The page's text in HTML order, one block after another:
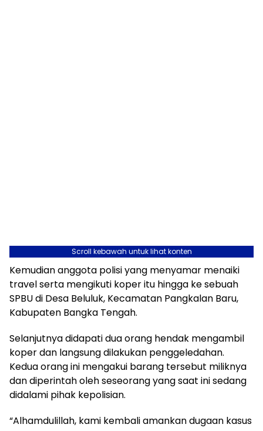
Scroll kebawah untuk lihat konten
Kemudian anggota polisi yang menyamar menaiki
travel serta mengikuti koper itu hingga ke sebuah
SPBU di Desa Beluluk, Kecamatan Pangkalan Baru,
Kabupaten Bangka Tengah.
Selanjutnya didapati dua orang hendak mengambil
koper dan langsung dilakukan penggeledahan.
Kedua orang ini mengakui barang tersebut miliknya
dan diperintah oleh seseorang yang saat ini sedang
didalami pihak kepolisian.
“Alhamdulillah, kami kembali amankan dugaan kasus